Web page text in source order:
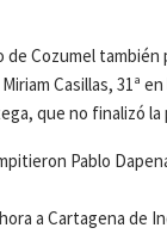
de Cozumel
Casillas, 31ª
que no finalizó la
Pablo
a Cartagena de